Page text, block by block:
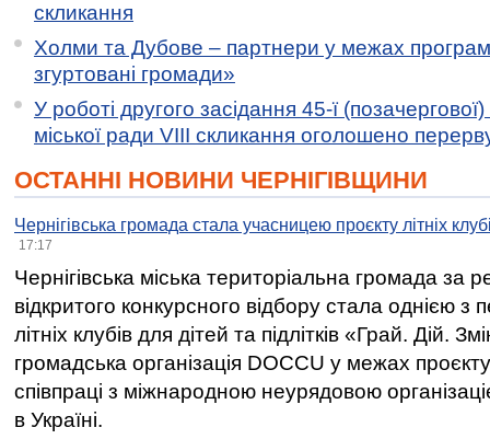
скликання
Холми та Дубове – партнери у межах
згуртовані громади»
У роботі другого засідання 45-ї (позачергової)
міської ради VIII скликання оголошено
ОСТАННІ НОВИНИ ЧЕРНІГІВЩИНИ
Чернігівська громада стала учасницею проєкту літніх
17:17
Чернігівська міська територіальна громада за
відкритого конкурсного відбору стала однією
літніх клубів для дітей та підлітків «Грай. Дій.
громадська організація DOCCU у межах
співпраці з міжнародною неурядовою
в Україні.